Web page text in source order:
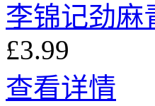
李锦记劲麻
£3.99
查看详情